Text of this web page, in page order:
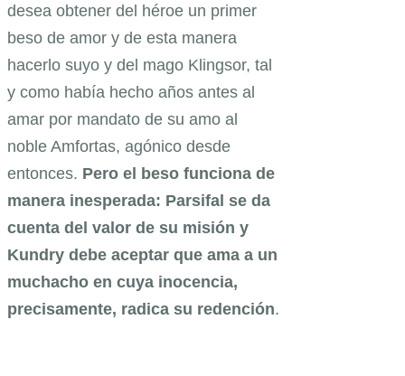
desea obtener del héroe un primer
beso de amor y de esta manera
hacerlo suyo y del mago Klingsor, tal
y como había hecho años antes al
amar por mandato de su amo al
noble Amfortas, agónico desde
entonces. Pero el beso funciona de
manera inesperada: Parsifal se da
cuenta del valor de su misión y
Kundry debe aceptar que ama a un
muchacho en cuya inocencia,
precisamente, radica su redención.